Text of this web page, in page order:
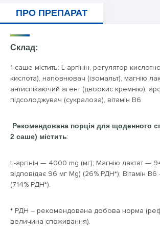
ПРО ПРЕПАРАТ
Склад:
1 саше містить: L-аргінін, регулятор
кислота), наповнювач (ізомальт), магнію
антиспікаючий агент (двоокис кремнію),
підсолоджувач (сукралоза), вітамін В6
Рекомендована порція для щоденного
2 саше) містить:
L-аргінін — 4000 mg (мг); Магнію лактат —
відповідає 96 мг Mg) (26% РДН*); Вітамін
(714% РДН*).
* РДН – рекомендована добова норма
величина споживання).